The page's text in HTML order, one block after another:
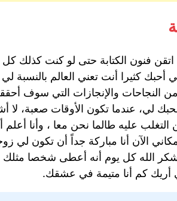
اتقن فنون الكتابة حتى لو كنت كذلك كل
أحبك كثيرا أنت تعني العالم
من النجاحات والإنجازات التي سوف
لي، عندما تكون الأوقات صعبة، لا
عليه طالما نحن معا ، وأنا أعلم
الآن أنا مباركة جداً أن تكون
الله كل يوم أنه أعطى شخصا
كم أنا متيمة في عشقك.